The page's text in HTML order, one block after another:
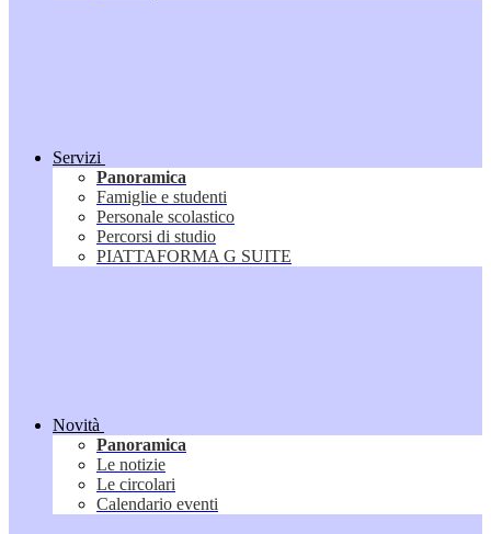
Servizi
Panoramica
Famiglie e studenti
Personale scolastico
Percorsi di studio
PIATTAFORMA G SUITE
Novità
Panoramica
Le notizie
Le circolari
Calendario eventi